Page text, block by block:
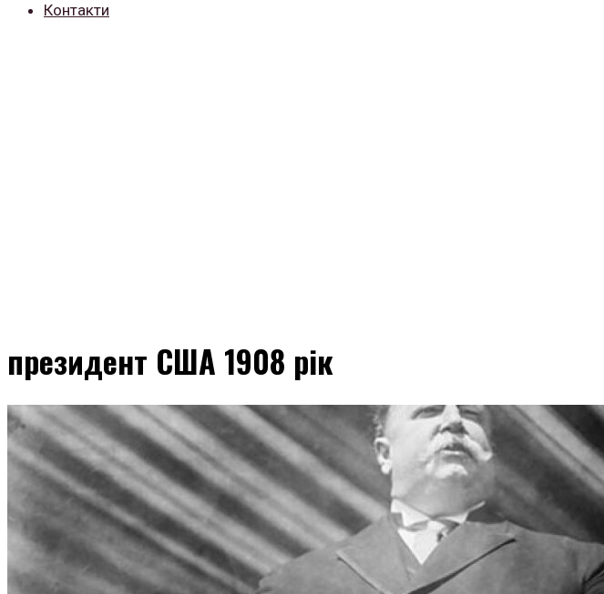
Контакти
президент США 1908 рік